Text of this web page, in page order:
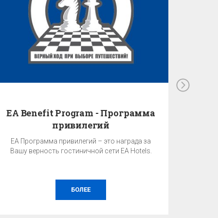
EA Benefit Program - Программа
привилегий
EA Программа привилегий – это награда за
Вашу верность гостиничной сети EA Hotels.
БОЛЕЕ